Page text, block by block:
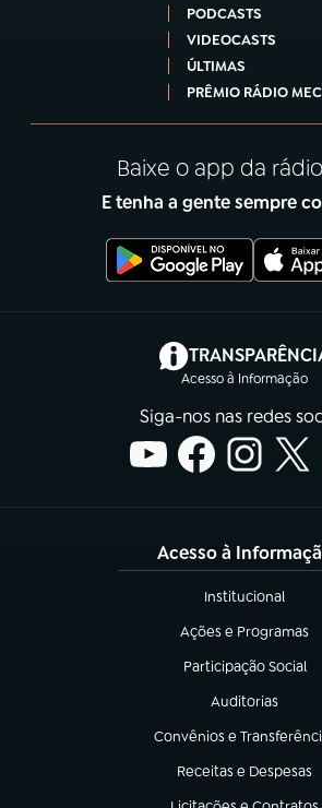
PODCASTS
VIDEOCASTS
ÚLTIMAS
PRÊMIO RÁDIO MEC
Baixe o app da
E tenha a gente sempre
Acesso à Informação
(abre
Siga-nos nas redes
Acesso à
Institucional
(abre em nova aba)
Ações e Programas
(abre em nova aba)
Participação Social
(abre em nova aba)
Auditorias
(abre em nova
Convênios e
(abre em nova aba)
Receitas e Despesas
(abre em nova aba)